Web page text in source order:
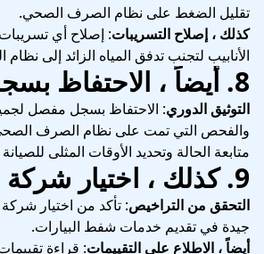
تقليل الضغط على نظام الصرف الصحي.
كذلك ، إصلاح التسريبات: إصلاح أي
الأنابيب لتجنب تدفق المياه الزائد إلى
8. أيضاً ، الاحتفاظ
التوثيق الدوري: الاحتفاظ بسجل مفصل
والفحص التي تمت على نظام الصرف
متابعة الحالة وتحديد الأوقات المثلى للصيانة
9. كذلك ، اختيار
التحقق من التراخيص: تأكد من اختيار
جيدة في تقديم خدمات شفط البيارات.
أيضاً ، الاطلاع على التقييمات: قراءة